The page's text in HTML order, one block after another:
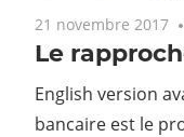
21 novembre 2017
Le
English version
bancaire est le